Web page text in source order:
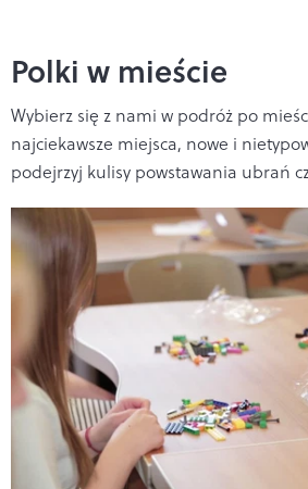
Polki w mieście
Wybierz się z nami w podróż po
najciekawsze miejsca, nowe i
podejrzyj kulisy powstawania ubrań